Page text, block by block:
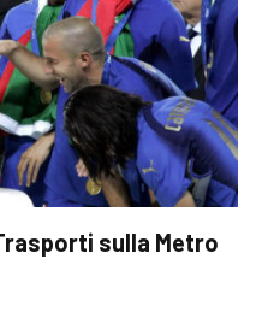
sulla Metro